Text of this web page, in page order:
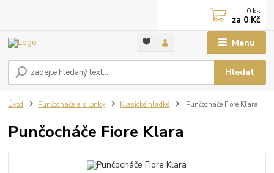
Menu
Hledat
0 ks
za 0 Kč
Úvod Punčocháče a silonky Klasické hladké Punčocháče Fiore Klara
Punčocháče Fiore Klara